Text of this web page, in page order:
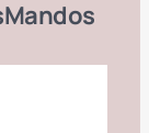
Mandos